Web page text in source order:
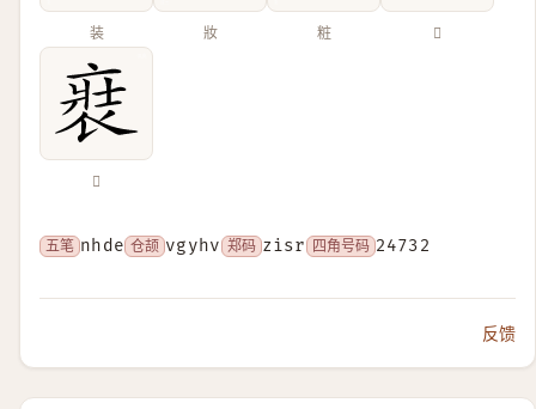
装 妝 粧 𧙜
𧚌
五笔 nhde 仓颉 vgyhv 郑码 zisr 四角号码 24732
反馈